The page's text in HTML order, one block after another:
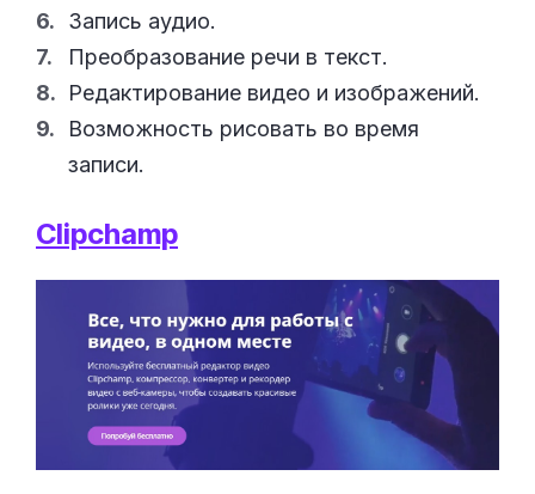
Запись аудио.
Преобразование речи в текст.
Редактирование видео и изображений.
Возможность рисовать во время
записи.
Clipchamp